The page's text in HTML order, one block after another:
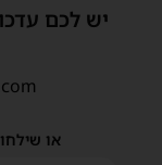
יש לכם
או